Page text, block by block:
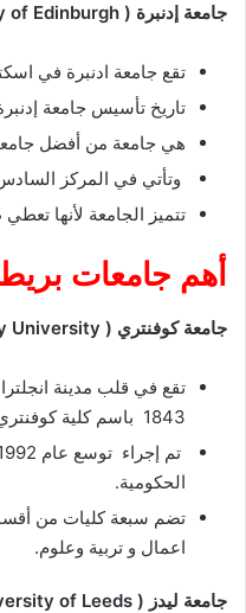
جامعة إدنبرة ( University of Edinburgh):
تقع جامعة ادنبرة في
تاريخ تأسيس جامعة إدنبرة
هي جامعة من أفضل
وتأتي في المركز
تتميز الجامعة لأنها تعطي
أهم جامعات
جامعة كوفنتري ( Coventry University)
تقع في قلب مدينة
1843 باسم كلية كوفنتري للتصميم.
الحكومية.
تضم سبعة كليات من
اعمال و تربية وعلوم.
جامعة ليدز ( University of Leeds )